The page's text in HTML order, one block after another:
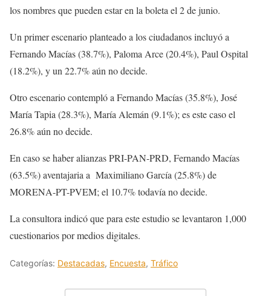
los nombres que pueden estar en la boleta el 2 de junio.
Un primer escenario planteado a los ciudadanos incluyó a
Fernando Macías (38.7%), Paloma Arce (20.4%), Paul Ospital
(18.2%), y un 22.7% aún no decide.
Otro escenario contempló a Fernando Macías (35.8%), José
María Tapia (28.3%), María Alemán (9.1%); es este caso el
26.8% aún no decide.
En caso se haber alianzas PRI-PAN-PRD, Fernando Macías
(63.5%) aventajaria a Maximiliano García (25.8%) de
MORENA-PT-PVEM; el 10.7% todavía no decide.
La consultora indicó que para este estudio se levantaron 1,000
cuestionarios por medios digitales.
Categorías: Destacadas, Encuesta, Tráfico